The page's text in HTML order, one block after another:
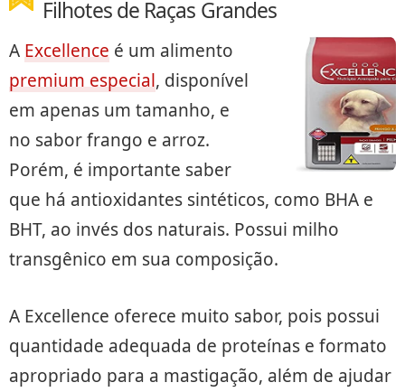
Filhotes de Raças Grandes
A Excellence é um alimento
premium especial, disponível
em apenas um tamanho, e
no sabor frango e arroz.
Porém, é importante saber
que há antioxidantes sintéticos, como BHA e
BHT, ao invés dos naturais. Possui milho
transgênico em sua composição.
A Excellence oferece muito sabor, pois possui
quantidade adequada de proteínas e formato
apropriado para a mastigação, além de ajudar